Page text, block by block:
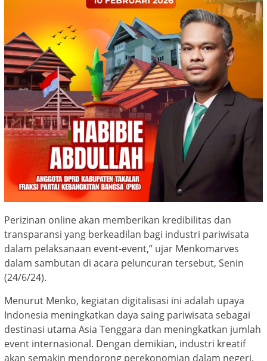
Perizinan online akan memberikan kredibilitas dan
transparansi yang berkeadilan bagi industri pariwisata
dalam pelaksanaan event-event,” ujar Menkomarves
dalam sambutan di acara peluncuran tersebut, Senin
(24/6/24).
Menurut Menko, kegiatan digitalisasi ini adalah upaya
Indonesia meningkatkan daya saing pariwisata sebagai
destinasi utama Asia Tenggara dan meningkatkan jumlah
event internasional. Dengan demikian, industri kreatif
akan semakin mendorong perekonomian dalam negeri.